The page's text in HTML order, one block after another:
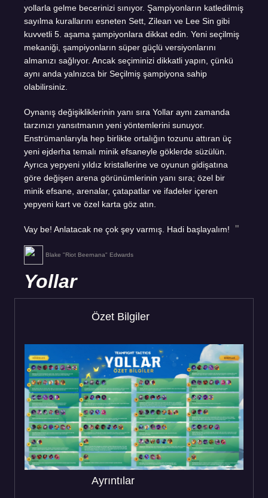
yollarla gelme becerinizi sınıyor. Şampiyonların katledilmiş
sayılma kurallarını esneten Sett, Zilean ve Lee Sin gibi
kuvvetli 5. aşama şampiyonlara dikkat edin. Yeni seçilmiş
mekaniği, şampiyonların süper güçlü versiyonlarını
almanızı sağlıyor. Ancak seçiminizi dikkatli yapın, çünkü
aynı anda yalnızca bir Seçilmiş şampiyona sahip
olabilirsiniz.
Oynanış değişikliklerinin yanı sıra Yollar aynı zamanda
tarzınızı yansıtmanın yeni yöntemlerini sunuyor.
Enstrümanlarıyla hep birlikte ortalığın tozunu attıran üç
yeni ejderha temalı minik efsaneyle göklerde süzülün.
Ayrıca yepyeni yıldız kristallerine ve oyunun gidişatına
göre değişen arena görünümlerinin yanı sıra; özel bir
minik efsane, arenalar, çatapatlar ve ifadeler içeren
yepyeni kart ve özel karta göz atın.
Vay be! Anlatacak ne çok şey varmış. Hadi başlayalım!
Blake "Riot Beernana" Edwards
Yollar
Özet Bilgiler
Ayrıntılar